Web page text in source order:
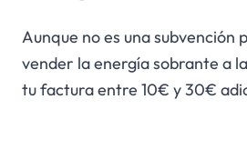
Aunque no es una subvención
vender la energía sobrante a
tu factura entre 10€ y 30€